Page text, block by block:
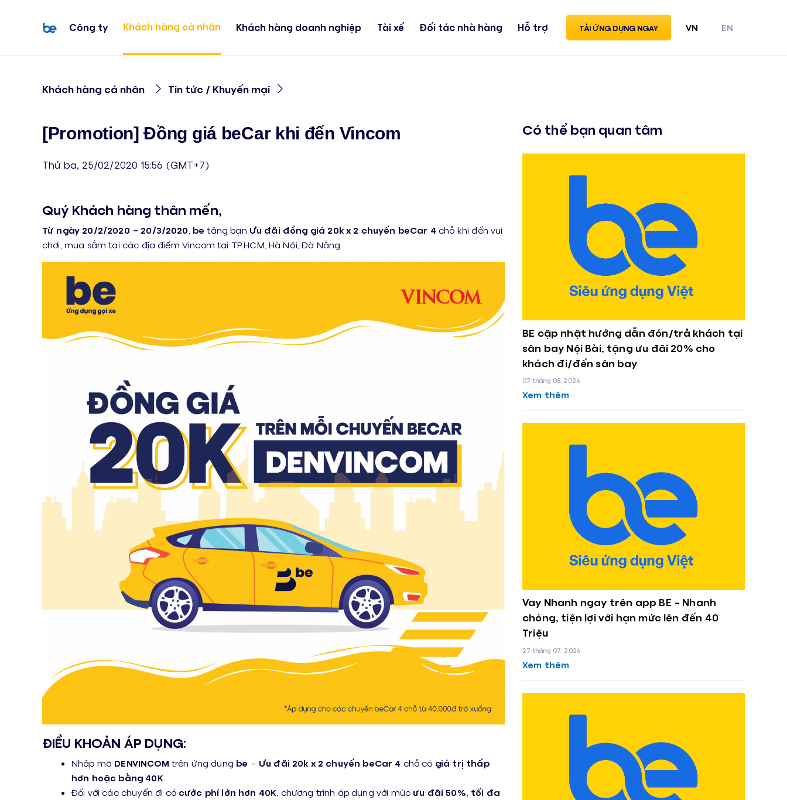
Công ty Khách hàng cá nhân Khách hàng doanh nghiệp Tài xế Đối tác nhà hàng Hỗ trợ TẢI ỨNG DỤNG NGAY VN EN
Khách hàng cá nhân Tin tức / Khuyến mại
[Promotion] Đồng giá beCar khi đến Vincom
Thứ ba, 25/02/2020 15:56 (GMT+7)
Quý Khách hàng thân mến,
Từ ngày 20/2/2020 – 20/3/2020 be tặng bạn Ưu đãi đồng giá 20k x 2 chuyến beCar 4chỗ khi đến vui
chơi, mua sắm tại các địa điểm Vincom tại TP.HCM, Hà Nội, Đà Nẵng.
ĐIỀU KHOẢN ÁP DỤNG:
Nhập mã DENVINCOM trên ứng dụng be – Ưu đãi 20k x 2 chuyến beCar 4 chỗ có giá trị thấp
hơn hoặc bằng 40K
Đối với các chuyến đi có cước phí lớn hơn 40K , chương trình áp dụng với mức ưu đãi 50%, tối đa
Có thể bạn quan tâm
BE cập nhật hướng dẫn đón/trả khách tại
sân bay Nội Bài, tặng ưu đãi 20% cho
khách đi/đến sân bay
07 tháng 08, 2026
Xem thêm
Vay Nhanh ngay trên app BE – Nhanh
chóng, tiện lợi với hạn mức lên đến 40
Triệu
27 tháng 07, 2026
Xem thêm